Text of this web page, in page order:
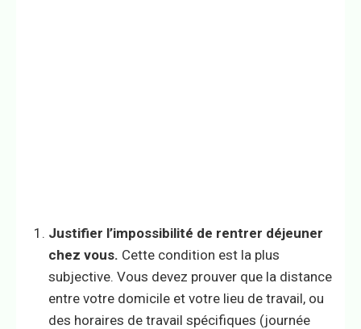
Justifier l’impossibilité de rentrer déjeuner
chez vous. Cette condition est la plus
subjective. Vous devez prouver que la distance
entre votre domicile et votre lieu de travail, ou
des horaires de travail spécifiques (journée